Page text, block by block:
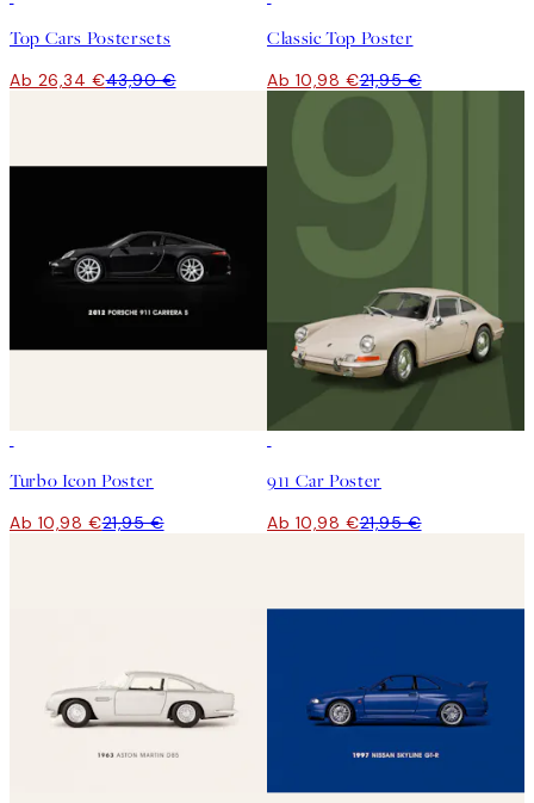
Top Cars Postersets
Ab 26,34 €43,90 €
Classic Top Poster
Ab 10,98 €21,95 €
Turbo Icon Poster
Ab 10,98 €21,95 €
911 Car Poster
Ab 10,98 €21,95 €